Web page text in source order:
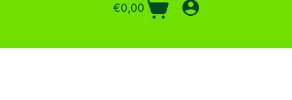
Carro
€0,00